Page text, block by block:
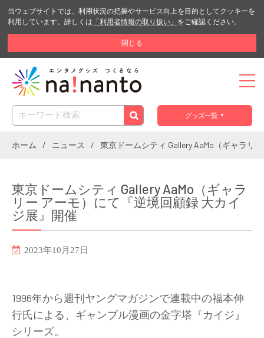
当ウェブサイトでは、利用状況の把握やサービス向上を目的としてクッキーを
利用しています。詳しくは 「利用者情報の取り扱い」 をご確認ください。
閉じる
グッズ一覧
ホーム ニュース 東京ドームシティ Gallery AaMo（ギャラリ
東京ドームシティ Gallery AaMo（ギャラ
リー アーモ）にて『逆境回顧録 大カイ
ジ展』開催
2023年10月27日
1996年から週刊ヤングマガジンで連載中の福本伸
行氏による、ギャンブル漫画の金字塔『カイジ』
シリーズ。